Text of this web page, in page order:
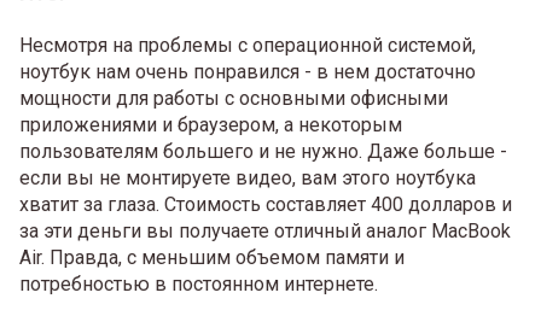
Несмотря на проблемы с операционной системой,
ноутбук нам очень понравился - в нем достаточно
мощности для работы с основными офисными
приложениями и браузером, а некоторым
пользователям большего и не нужно. Даже больше -
если вы не монтируете видео, вам этого ноутбука
хватит за глаза. Стоимость составляет 400 долларов и
за эти деньги вы получаете отличный аналог MacBook
Air. Правда, с меньшим объемом памяти и
потребностью в постоянном интернете.